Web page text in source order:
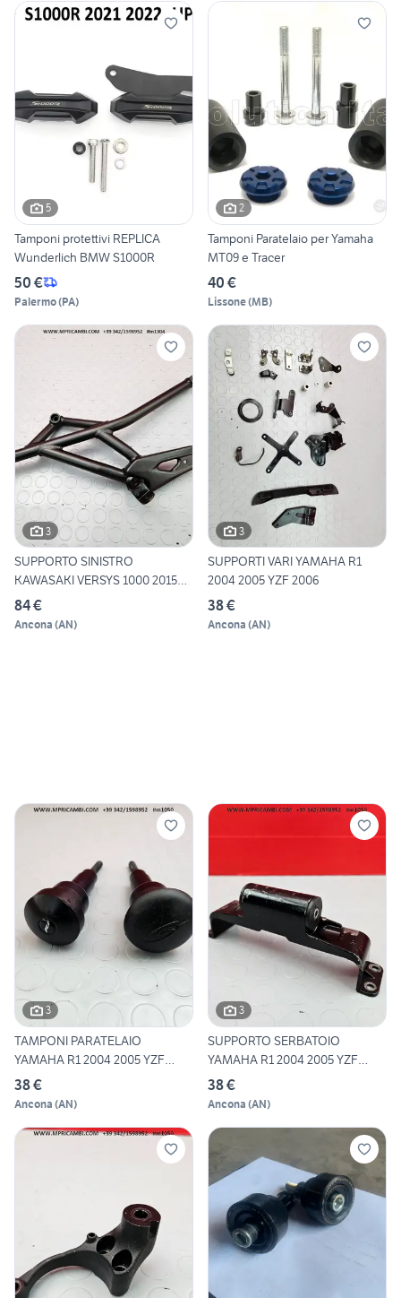
5
Tamponi protettivi REPLICA
Wunderlich BMW S1000R
50 €
Palermo(PA)
2
Tamponi Paratelaio per Yamaha
MT09 e Tracer
40 €
Lissone(MB)
3
SUPPORTO SINISTRO
KAWASAKI VERSYS 1000 2015
2016 2
84 €
Ancona (AN)
3
SUPPORTI VARI YAMAHA R1
2004 2005 YZF 2006
38 €
Ancona (AN)
3
TAMPONI PARATELAIO
YAMAHA R1 2004 2005 YZF
2006
38 €
Ancona (AN)
3
SUPPORTO SERBATOIO
YAMAHA R1 2004 2005 YZF
2006
38 €
Ancona (AN)